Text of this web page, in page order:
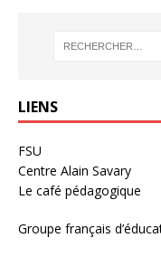
LIENS
FSU
Centre Alain Savary
Le café pédagogique
Groupe français